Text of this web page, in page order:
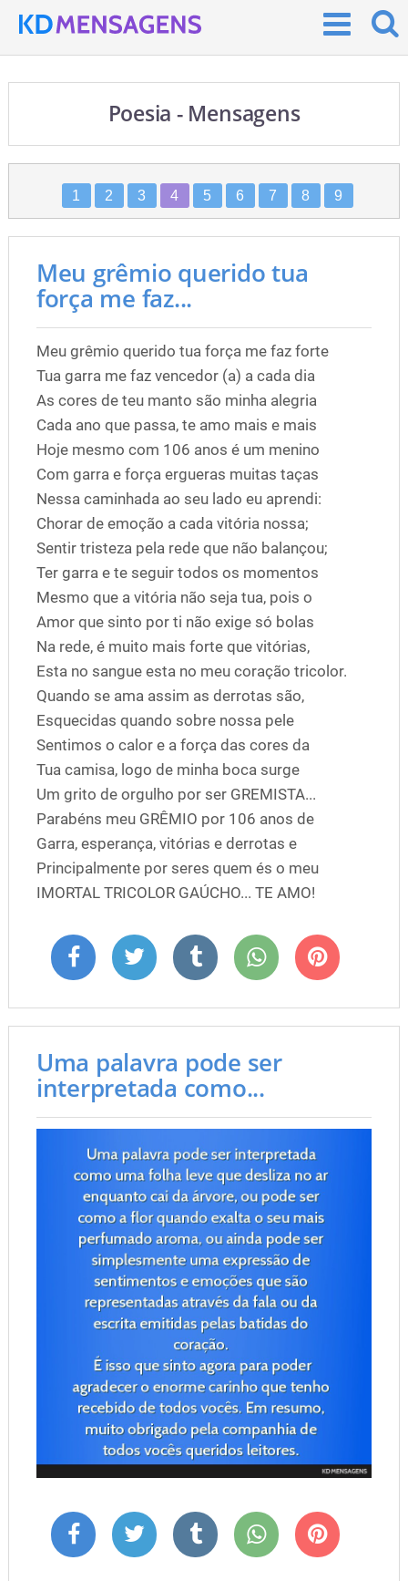
Poesia - Mensagens
1 2 3 4 5 6 7 8 9
Meu grêmio querido tua
força me faz...
Meu grêmio querido tua força me faz forte
Tua garra me faz vencedor (a) a cada dia
As cores de teu manto são minha alegria
Cada ano que passa, te amo mais e mais
Hoje mesmo com 106 anos é um menino
Com garra e força ergueras muitas taças
Nessa caminhada ao seu lado eu aprendi:
Chorar de emoção a cada vitória nossa;
Sentir tristeza pela rede que não balançou;
Ter garra e te seguir todos os momentos
Mesmo que a vitória não seja tua, pois o
Amor que sinto por ti não exige só bolas
Na rede, é muito mais forte que vitórias,
Esta no sangue esta no meu coração tricolor.
Quando se ama assim as derrotas são,
Esquecidas quando sobre nossa pele
Sentimos o calor e a força das cores da
Tua camisa, logo de minha boca surge
Um grito de orgulho por ser GREMISTA...
Parabéns meu GRÊMIO por 106 anos de
Garra, esperança, vitórias e derrotas e
Principalmente por seres quem és o meu
IMORTAL TRICOLOR GAÚCHO... TE AMO!
Uma palavra pode ser
interpretada como...